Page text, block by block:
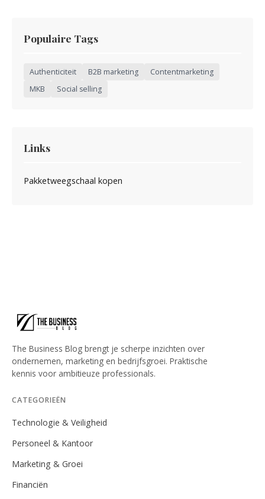
Populaire Tags
Authenticiteit B2B marketing
Contentmarketing
MKB
Social selling
Links
Pakketweegschaal kopen
The Business Blog brengt je scherpe inzichten over
ondernemen, marketing en bedrijfsgroei. Praktische
kennis voor ambitieuze professionals.
CATEGORIEËN
Technologie & Veiligheid
Personeel & Kantoor
Marketing & Groei
Financiën